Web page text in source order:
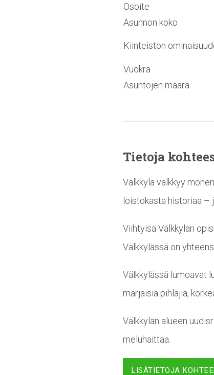
Osoite
Asunnon koko
Kiinteistön
Vuokra
Asuntojen määrä
Tietoja
Välkkylä välkkyy
loistokasta historiaa –
Viihtyisä Välkkylän
Välkkylässä on
Välkkylässä lumoavat
marjaisia pihlajia,
Välkkylän alueen
meluhaittaa.
LISÄTIETOJA